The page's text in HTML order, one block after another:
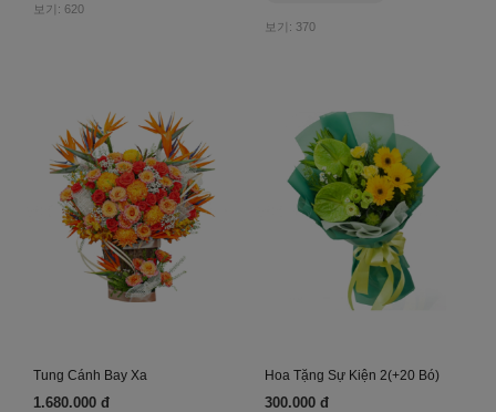
보기: 620
보기: 370
Tung Cánh Bay Xa
1.680.000 đ
Hoa Tặng Sự Kiện 2(+20 Bó)
300.000 đ